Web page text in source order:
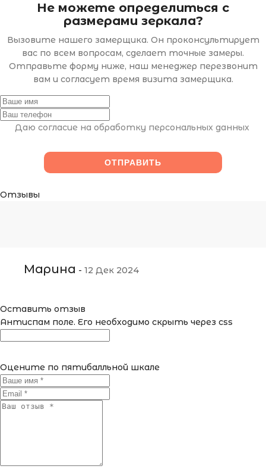
Не можете определиться с
размерами зеркала?
Вызовите нашего замерщика. Он проконсультирует
вас по всем вопросам, сделает точные замеры.
Отправьте форму ниже, наш менеджер перезвонит
вам и согласует время визита замерщика.
Даю согласие на обработку персональных данных
Отзывы
Марина - 12 Дек 2024
Оставить отзыв
Антиспам поле. Его необходимо скрыть через css
Оцените по пятибалльной шкале